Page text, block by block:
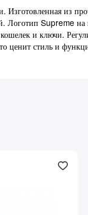
из
Supreme на
и ключи.
ценит стиль и